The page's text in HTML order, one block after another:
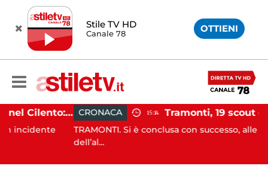
Stile TV HD
Canale 78 OTTIENI
Incidente agricolo nel Cilento: trattore si ribalta, muore 71enne CRONACA 15:14
TRAMONTI. Si è conclusa con successo, alle prime